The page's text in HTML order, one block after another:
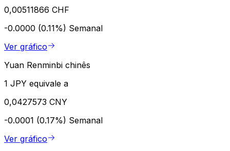
0,00511866 CHF
-0.0000 (0.11%) Semanal
Ver gráfico
Yuan Renminbi chinês
1 JPY equivale a
0,0427573 CNY
-0.0001 (0.17%) Semanal
Ver gráfico